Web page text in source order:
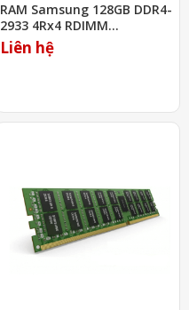
RAM Samsung 128GB DDR4-
2933 4Rx4 RDIMM
(M393AAG40M32-CYF)
Liên hệ